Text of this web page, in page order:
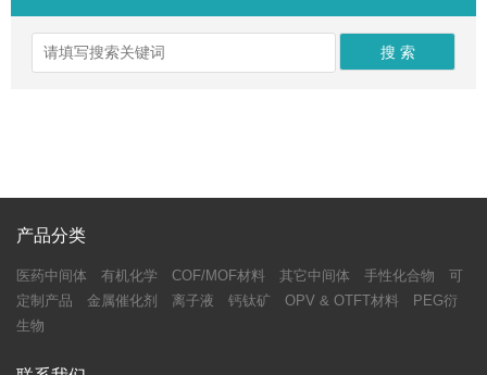
产品分类
医药中间体 有机化学 COF/MOF材料 其它中间体 手性化合物
可
定制产品
金属催化剂 离子液 钙钛矿 OPV & OTFT材料
PEG衍
生物